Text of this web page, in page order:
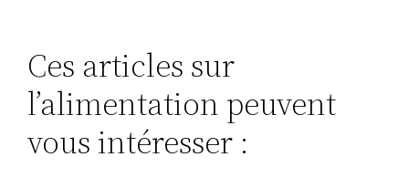
Ces articles sur
l’alimentation peuvent
vous intéresser :